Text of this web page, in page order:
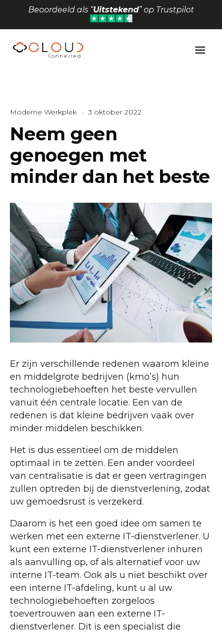
Beoordeeld als “Uitstekend” op Trustpilot
Moderne Werkplek · 3 oktober 2022
Neem geen
genoegen met
minder dan het beste
Er zijn verschillende redenen waarom kleine
en middelgrote bedrijven (kmo’s) hun
technologiebehoeften het beste vervullen
vanuit één centrale locatie. Een van de
redenen is dat kleine bedrijven vaak over
minder middelen beschikken.
Het is dus essentieel om de middelen
optimaal in te zetten. Een ander voordeel
van centralisatie is dat er geen vertragingen
zullen optreden bij de dienstverlening, zodat
uw gemoedsrust is verzekerd.
Daarom is het een goed idee om samen te
werken met een externe IT-dienstverlener. U
kunt een externe IT-dienstverlener inhuren
als aanvulling op, of als alternatief voor uw
interne IT-team. Ook als u niet beschikt over
een interne IT-afdeling, kunt u al uw
technologiebehoeften zorgeloos
toevertrouwen aan een externe IT-
dienstverlener. Dit is een specialist die